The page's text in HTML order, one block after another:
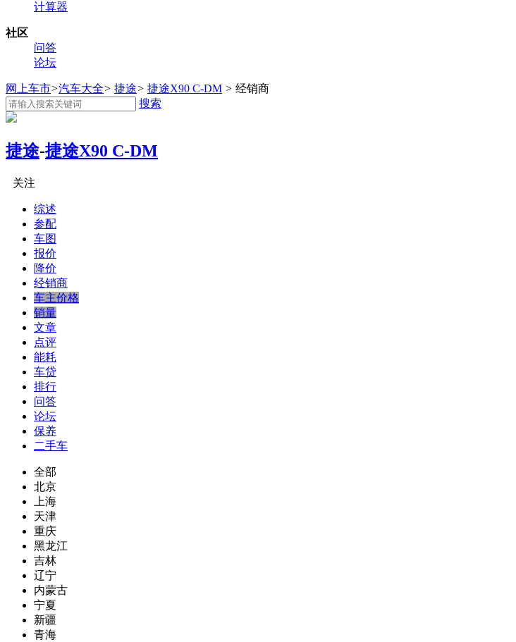
计算器
社区
问答
论坛
网上车市>汽车大全> 捷途> 捷途X90 C-DM > 经销商
搜索
捷途-捷途X90 C-DM
关注
综述
参配
车图
报价
降价
经销商
车主价格
销量
文章
点评
能耗
车贷
排行
问答
论坛
保养
二手车
全部
北京
上海
天津
重庆
黑龙江
吉林
辽宁
内蒙古
宁夏
新疆
青海